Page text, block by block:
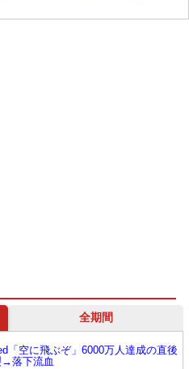
全期間
「空に飛ぶぞ」6000万人達成の直後
→落下流血